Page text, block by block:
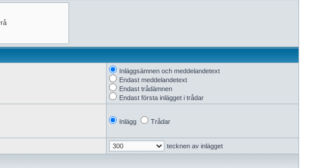
Inläggsämnen och meddelandetext
Endast meddelandetext
Endast trådämnen
Endast första inlägget i trådar
Inlägg Trådar
tecknen av inlägget